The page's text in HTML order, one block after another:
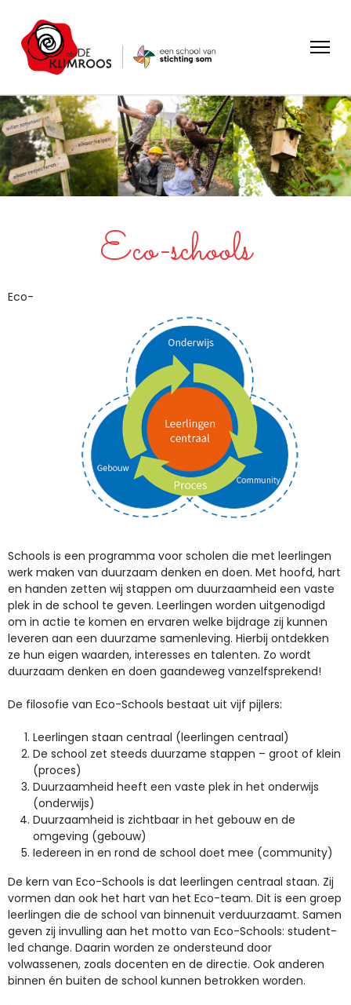
Eco-schools
Eco-
Schools is een programma voor scholen die met leerlingen
werk maken van duurzaam denken en doen. Met hoofd, hart
en handen zetten wij stappen om duurzaamheid een vaste
plek in de school te geven. Leerlingen worden uitgenodigd
om in actie te komen en ervaren welke bijdrage zij kunnen
leveren aan een duurzame samenleving. Hierbij ontdekken
ze hun eigen waarden, interesses en talenten. Zo wordt
duurzaam denken en doen gaandeweg vanzelfsprekend!
De filosofie van Eco-Schools bestaat uit vijf pijlers:
Leerlingen staan centraal (leerlingen centraal)
De school zet steeds duurzame stappen – groot of klein
(proces)
Duurzaamheid heeft een vaste plek in het onderwijs
(onderwijs)
Duurzaamheid is zichtbaar in het gebouw en de
omgeving (gebouw)
Iedereen in en rond de school doet mee (community)
De kern van Eco-Schools is dat leerlingen centraal staan. Zij
vormen dan ook het hart van het Eco-team. Dit is een groep
leerlingen die de school van binnenuit verduurzaamt. Samen
geven zij invulling aan het motto van Eco-Schools: student-
led change. Daarin worden ze ondersteund door
volwassenen, zoals docenten en de directie. Ook anderen
binnen én buiten de school kunnen betrokken worden.